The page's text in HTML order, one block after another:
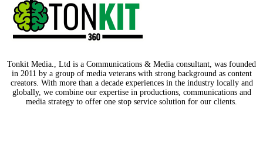
Tonkit Media., Ltd is a Communications & Media consultant, was founded
in 2011 by a group of media veterans with strong background as content
creators. With more than a decade experiences in the industry locally and
globally, we combine our expertise in productions, communications and
media strategy to offer one stop service solution for our clients.